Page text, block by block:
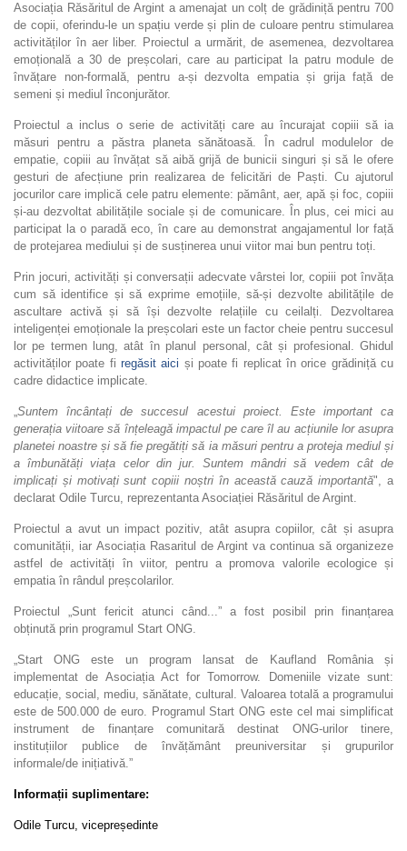
Asociația Răsăritul de Argint a amenajat un colț de grădiniță pentru 700
de copii, oferindu-le un spațiu verde și plin de culoare pentru stimularea
activităților în aer liber. Proiectul a urmărit, de asemenea, dezvoltarea
emoțională a 30 de preșcolari, care au participat la patru module de
învățare non-formală, pentru a-și dezvolta empatia și grija față de
semeni și mediul înconjurător.
Proiectul a inclus o serie de activități care au încurajatcopiii să ia
măsuri pentru a păstra planeta sănătoasă.
În cadrul modulelor de
empatie,copiii au învățat să aibă grijă de bunicii singuri și să le ofere
gesturi de afecțiune prin realizarea de felicitări de Paști. Cu ajutorul
jocurilor care implică cele patru elemente: pământ, aer, apă și foc, copiii
și-au dezvoltat abilitățile sociale și de comunicare. În plus, cei mici au
participat la o paradă eco, în care au demonstrat angajamentul lor față
de protejarea mediului și de susținerea unui viitor mai bun pentru toți.
Prin jocuri, activități și conversații adecvate vârstei lor, copiii pot învăța
cum să identifice și să exprime emoțiile, să-și dezvolte abilitățile de
ascultare activă și să își dezvolte relațiile cu ceilalți. Dezvoltarea
inteligenței emoționale la preșcolari este un factor cheie pentru succesul
lor pe termen lung, atât în planul personal, cât și profesional. Ghidul
activităților poate fi regăsit aici și poate fi replicat în orice grădiniță cu
cadre didactice implicate.
„Suntem încântațide succesul acestui proiect. Este important ca
generația viitoare să înțeleagă impactul pe care îl au acțiunile lor asupra
planetei noastre și să fie pregătiți să ia măsuri pentru a proteja mediul și
a îmbunătăți viața celor din jur. Suntem mândri să vedem cât de
implicați și motivați sunt copiii noștri în această cauză importantă", a
declarat Odile Turcu, reprezentanta Asociației Răsăritul de Argint.
Proiectul a avut un impact pozitiv, atât asupra copiilor, cât și asupra
comunității, iar Asociația Rasaritul de Argint va continua să organizeze
astfel de activități în viitor, pentru a promova valorile ecologice și
empatia în rândul preșcolarilor.
Proiectul „Sunt fericit atunci când...” a fost posibil prin finanțarea
obținută prin programul Start ONG.
„Start ONG este un program lansat de Kaufland România și
implementat de Asociația Act for Tomorrow.
Domeniile vizate sunt:
educație, social, mediu, sănătate, cultural. Valoarea totală a programului
este de 500.000 de euro. Programul Start ONG este cel mai simplificat
instrument de finanțare comunitară destinat ONG-urilor tinere,
instituțiilor publice de învățământ preuniversitar și grupurilor
informale/de inițiativă.”
Informații suplimentare:
Odile Turcu, vicepreședinte